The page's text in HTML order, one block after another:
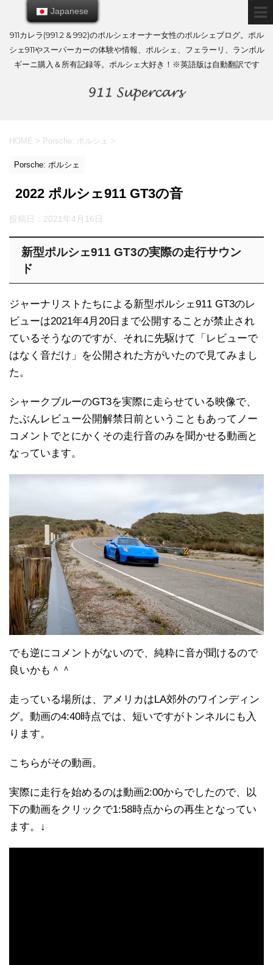
911カレラ(991.2 & 992)のポルシェオーナー女性のポルシェブログ。ポル
シェ911やスーパーカーの体験や情報、ポルシェ、フェラーリ、ランボル
ギーニ購入＆所有記録等。ポルシェ大好き！※英語版は自動翻訳です
HOME > Porsche: ポルシェ >
Porsche: ポルシェ
2022 ポルシェ911 GT3の音
投稿日： 2021年4月16日
新型ポルシェ911 GT3の実際の走行サウン
ド
ジャーナリストたちによる新型ポルシェ911 GT3のレ
ビューは2021年4月20日まで公開することが禁止され
ているそうなのですが、それに先駆けて「レビューで
はなく音だけ」を公開された方がいたので見てみまし
た。
シャークブルーのGT3を実際に走らせている映像で、
たぶんレビュー公開解禁日前ということもあってノー
コメントでとにかくその走行音のみを聞かせる動画と
なっています。
でも逆にコメントがないので、純粋に音が聞けるので
良いかも＾＾
走っている場所は、アメリカはLA郊外のワインディン
グ。動画の4:40時点では、短いですがトンネルにも入
ります。
こちらがその動画。
実際に走行を始めるのは動画2:00からでしたので、以
下の動画をクリックで1:58時点からの再生となってい
ます。↓
Japanese
Japanese